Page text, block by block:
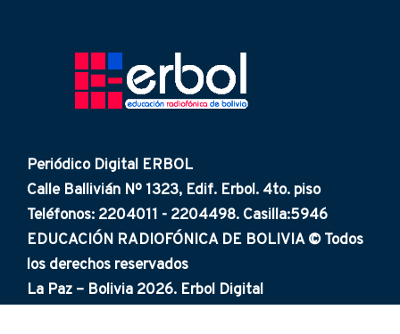
Periódico Digital ERBOL
Calle Ballivián Nº 1323, Edif. Erbol. 4to. piso
Teléfonos: 2204011 - 2204498. Casilla:5946
EDUCACIÓN RADIOFÓNICA DE BOLIVIA © Todos
los derechos reservados
La Paz – Bolivia 2026. Erbol Digital